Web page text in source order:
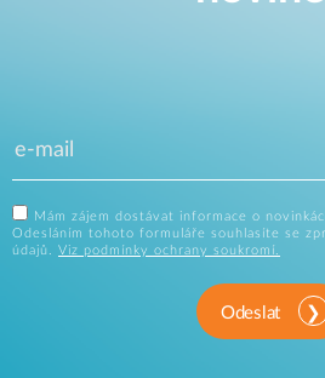
Mám zájem dostávat informace o
Odesláním tohoto formuláře souhlasíte se
údajů. Viz podmínky ochrany soukromí.
Odeslat